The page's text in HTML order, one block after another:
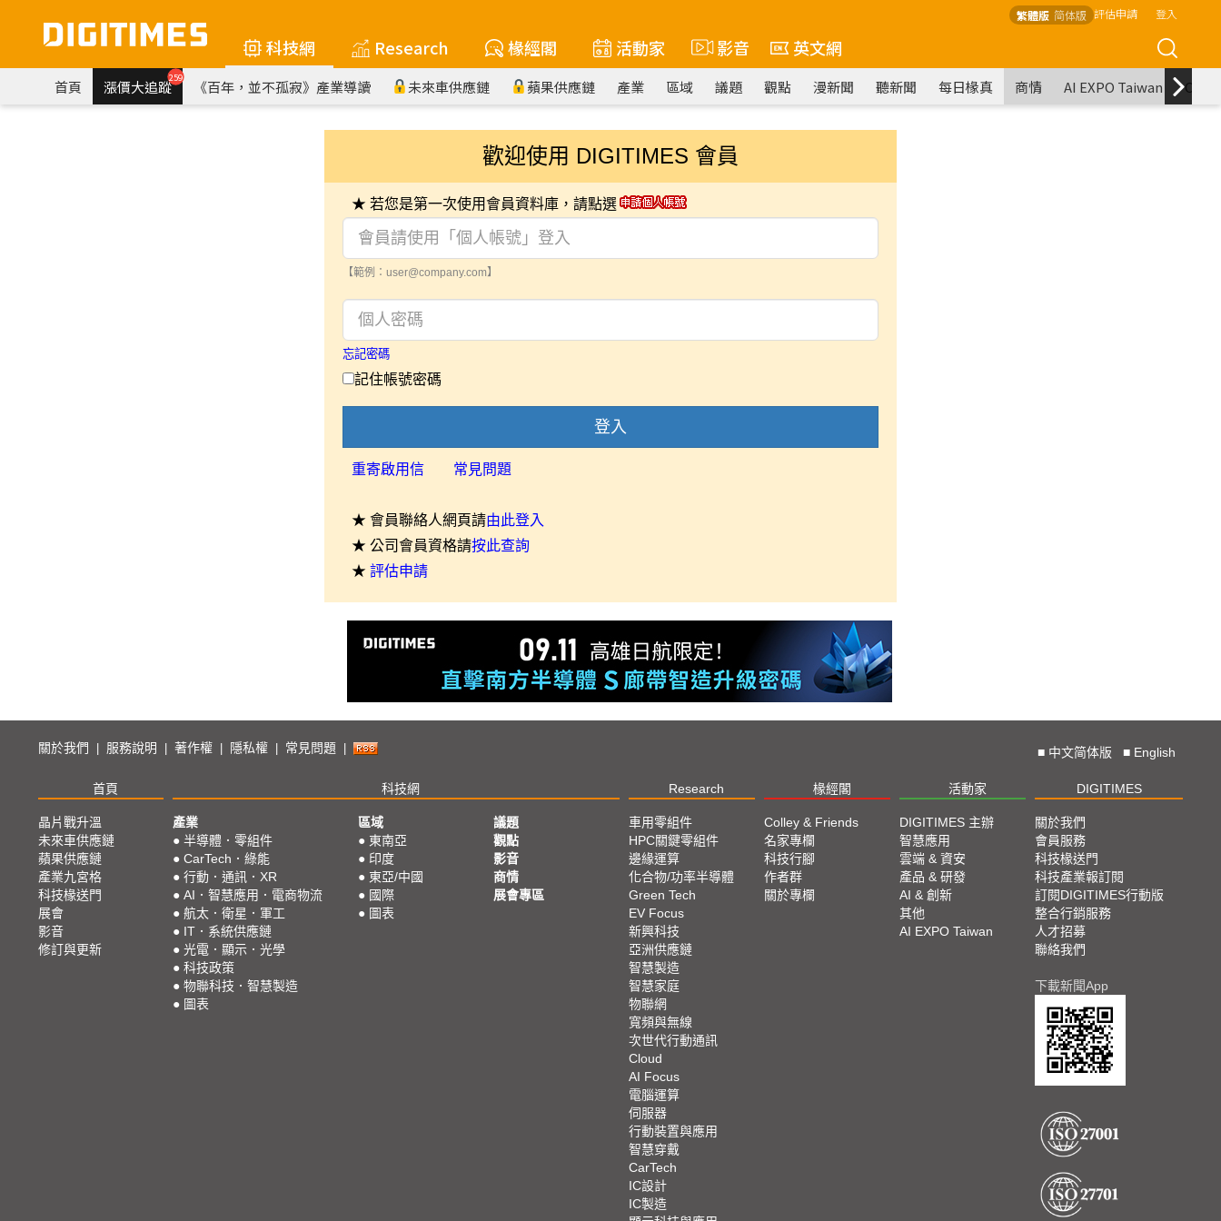
繁體版 简体版 評估申請 登入
科技網 Research 椽經閣 活動家 影音 英文網
首頁 漲價大追蹤259 《百年，並不孤寂》產業導讀 未來車供應鏈 蘋果供應鏈 產業 區域 議題 觀點 漫新聞 聽新聞 每日椽真 商情 AI EXPO Taiwan
歡迎使用 DIGITIMES 會員
★ 若您是第一次使用會員資料庫，請點選
【範例：user@company.com】
忘記密碼
記住帳號密碼
登入
重寄啟用信 常見問題
★ 會員聯絡人網頁請由此登入
★ 公司會員資格請按此查詢
★ 評估申請
關於我們 服務說明 著作權 隱私權 常見問題 ■ 中文简体版 ■ English
首頁 科技網 Research 椽經閣 活動家 DIGITIMES
晶片戰升溫
未來車供應鏈
蘋果供應鏈
產業九宮格
科技椽送門
展會
影音
修訂與更新
產業
● 半導體．零組件
● CarTech．綠能
● 行動．通訊．XR
● AI．智慧應用．電商物流
● 航太．衛星．軍工
● IT．系統供應鏈
● 光電．顯示．光學
● 科技政策
● 物聯科技．智慧製造
● 圖表
區域
● 東南亞
● 印度
● 東亞/中國
● 國際
● 圖表
議題
觀點
影音
商情
展會專區
車用零組件
HPC關鍵零組件
邊緣運算
化合物/功率半導體
Green Tech
EV Focus
新興科技
亞洲供應鏈
智慧製造
智慧家庭
物聯網
寬頻與無線
次世代行動通訊
Cloud
AI Focus
電腦運算
伺服器
行動裝置與應用
智慧穿戴
CarTech
IC設計
IC製造
Colley & Friends
名家專欄
科技行腳
作者群
關於專欄
DIGITIMES 主辦
智慧應用
雲端 & 資安
產品 & 研發
AI & 創新
其他
AI EXPO Taiwan
關於我們
會員服務
科技椽送門
科技產業報訂閱
訂閱DIGITIMES行動版
整合行銷服務
人才招募
聯絡我們
下載新聞App